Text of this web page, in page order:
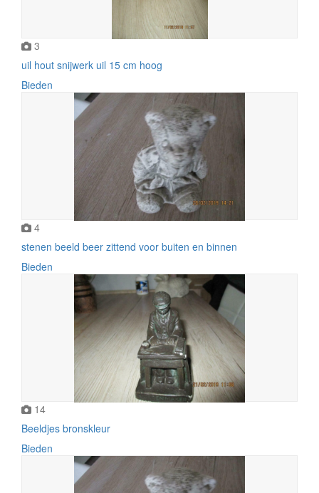
3
uil hout snijwerk uil 15 cm hoog
Bieden
4
stenen beeld beer zittend voor buiten en binnen
Bieden
14
Beeldjes bronskleur
Bieden